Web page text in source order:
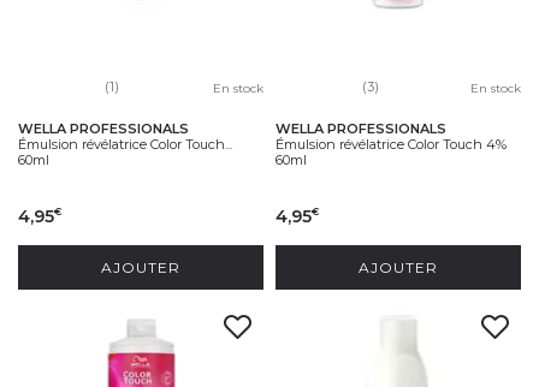
(1) En stock
WELLA PROFESSIONALS
Émulsion révélatrice Color Touch...
60ml
4,95€
AJOUTER
(3) En stock
WELLA PROFESSIONALS
Émulsion révélatrice Color Touch 4%
60ml
4,95€
AJOUTER